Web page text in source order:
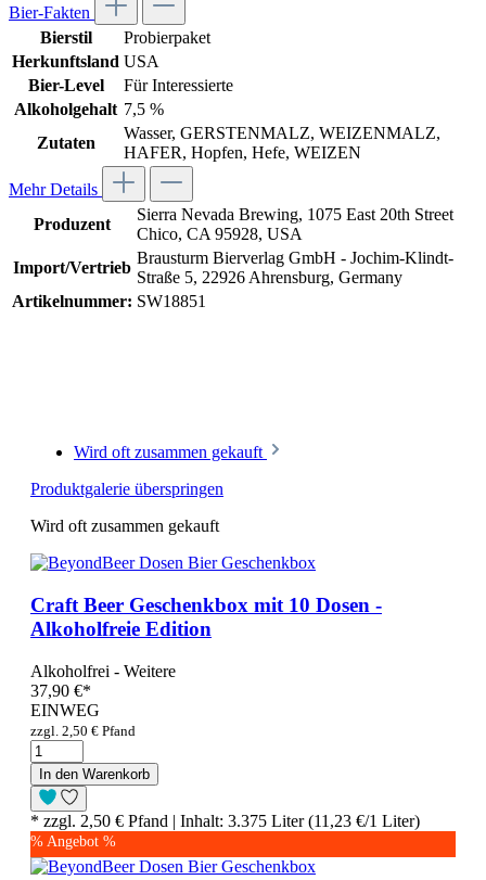
Bier-Fakten
Bierstil
Probierpaket
Herkunftsland USA
Bier-Level
Für Interessierte
Alkoholgehalt 7,5 %
Zutaten
Wasser, GERSTENMALZ, WEIZENMALZ,
HAFER, Hopfen, Hefe, WEIZEN
Mehr Details
Produzent
Sierra Nevada Brewing, 1075 East 20th Street
Chico, CA 95928, USA
Import/Vertrieb
Brausturm Bierverlag GmbH - Jochim-Klindt-
Straße 5, 22926 Ahrensburg, Germany
Artikelnummer: SW18851
Wird oft zusammen gekauft
Produktgalerie überspringen
Wird oft zusammen gekauft
Craft Beer Geschenkbox mit 10 Dosen -
Alkoholfreie Edition
Alkoholfrei - Weitere
37,90 €*
EINWEG
zzgl. 2,50 € Pfand
In den Warenkorb
* zzgl. 2,50 € Pfand | Inhalt: 3.375 Liter (11,23 €/1 Liter)
% Angebot %